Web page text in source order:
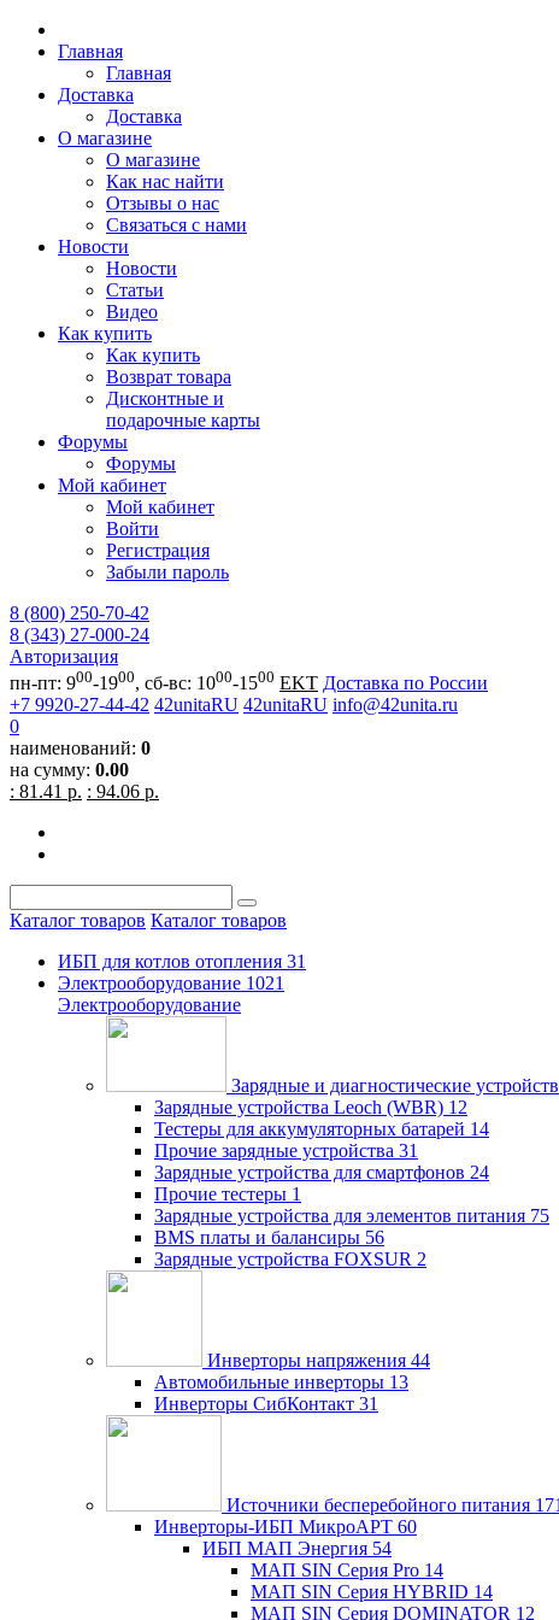
Главная
Главная
Доставка
Доставка
О магазине
О магазине
Как нас найти
Отзывы о нас
Связаться с нами
Новости
Новости
Статьи
Видео
Как купить
Как купить
Возврат товара
Дисконтные и
подарочные карты
Форумы
Форумы
Мой кабинет
Мой кабинет
Войти
Регистрация
Забыли пароль
8 (800) 250-70-42
8 (343) 27-000-24
Авторизация
пн-пт: 900-1900, сб-вс: 1000-1500 EKT Доставка по России
+7 9920-27-44-42 42unitaRU 42unitaRU info@42unita.ru
0
наименований: 0
на сумму: 0.00
: 81.41 р. : 94.06 р.
Каталог товаров Каталог товаров
ИБП для котлов отопления 31
Электрооборудование 1021
Электрооборудование
Зарядные и диагностические
Зарядные устройства Leoch (WBR) 12
Тестеры для аккумуляторных батарей 14
Прочие зарядные устройства 31
Зарядные устройства для смартфонов 24
Прочие тестеры 1
Зарядные устройства для элементов питания 75
BMS платы и балансиры 56
Зарядные устройства FOXSUR 2
Инверторы напряжения 44
Автомобильные инверторы 13
Инверторы СибКонтакт 31
Источники бесперебойного питания 171
Инверторы-ИБП МикроАРТ 60
ИБП МАП Энергия 54
МАП SIN Серия Pro 14
МАП SIN Серия HYBRID 14
МАП SIN Серия DOMINATOR 12